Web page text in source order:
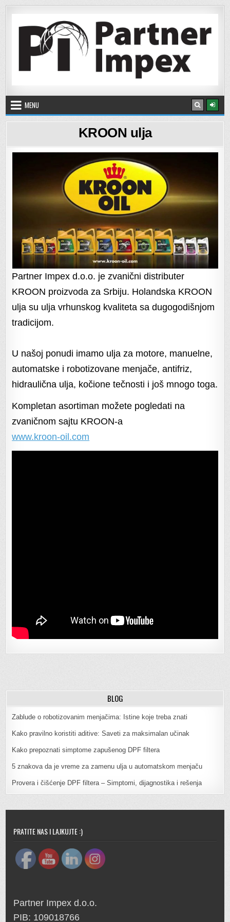
Partner Impex
MENU
KROON ulja
Partner Impex d.o.o. je zvanični distributer
KROON proizvoda za Srbiju. Holandska KROON
ulja su ulja vrhunskog kvaliteta sa dugogodišnjom
tradicijom.
U našoj ponudi imamo ulja za motore, manuelne,
automatske i robotizovane menjače, antifriz,
hidraulična ulja, kočione tečnosti i još mnogo toga.
Kompletan asortiman možete pogledati na
zvaničnom sajtu KROON-a
www.kroon-oil.com
BLOG
Zablude o robotizovanim menjačima: Istine koje treba znati
Kako pravilno koristiti aditive: Saveti za maksimalan učinak
Kako prepoznati simptome zapušenog DPF filtera
5 znakova da je vreme za zamenu ulja u automatskom menjaču
Provera i čišćenje DPF filtera – Simptomi, dijagnostika i rešenja
PRATITE NAS I LAJKUJTE :)
Partner Impex d.o.o.
PIB: 109018766